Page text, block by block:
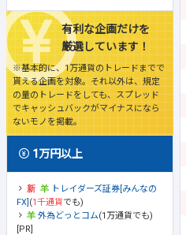
有利な企画だけを
厳選しています！
※基本的に、1万通貨のトレードまでで
貰える企画を対象。それ以外は、規定
の量のトレードをしても、スプレッド
でキャッシュバックがマイナスになら
ないモノを掲載。
1万円以上
トレイダーズ証券[みんなの
FX] (1千通貨でも)
外為どっとコム(1万通貨でも)
[PR]